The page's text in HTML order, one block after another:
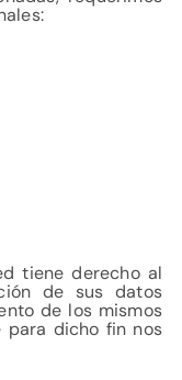
tiene derecho al
de sus datos
de los mismos
para dicho fin nos